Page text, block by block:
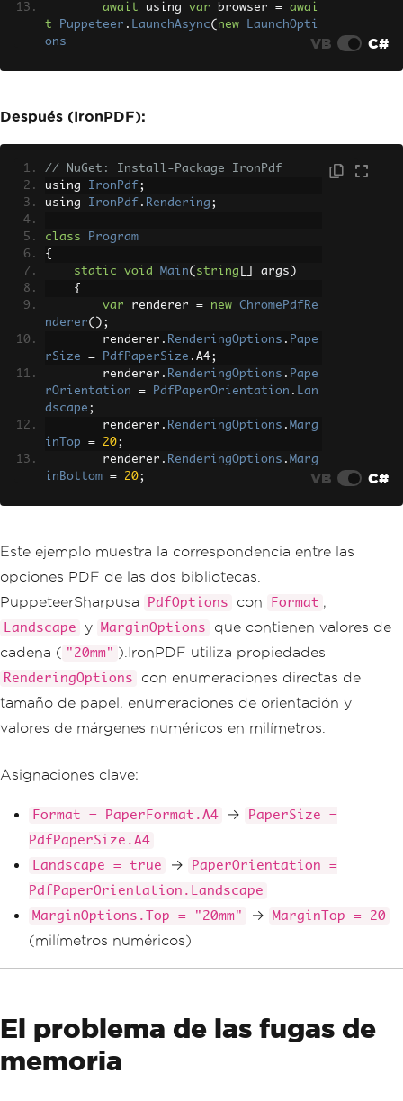
await using var browser =
awai
t
Puppeteer . LaunchAsync( new
LaunchOpti
ons
await
rowser.NewPageAsync();
await
page . SetContentAsync
1>Custom PDF</h1><p>With landscape ori
entation and margins.</p>"
f"
PdfOptions
{
PaperFormat . A4
Landscape
true,
Options
Top
= "20mm"
,
Bottom
= "20mm" ,
Right
"20mm"
});
}
VB C#
Después (IronPDF):
// NuGet: Install-Package IronPdf
using IronPdf ;
using IronPdf . Rendering ;
class
Program
{
static
void Main( string args )
{
var renderer = new
ChromePdfRe
nderer();
        renderer
. RenderingOptions . Pape
rSize
= PdfPaperSize . A4;
        renderer
. RenderingOptions . Pape
rOrientation
= PdfPaperOrientation . Lan
dscape ;
        renderer
. RenderingOptions . Marg
inTop
= 20;
        renderer
. RenderingOptions . Marg
inBottom
= 20;
inRight
;
var pdf = renderer.RenderHtmlA
sPdf ("<h1>Custom PDF</h1><p>With lands
cape orientation and margins.</p>"
        pdf
.SaveAs ("custom.pdf");
}
VB C#
Este ejemplo muestra la correspondencia entre las
opciones PDF de las dos bibliotecas.
PuppeteerSharpusa
PdfOptions con Format ,
Landscape y MarginOptions
que contienen valores de
cadena ( "20mm" ).IronPDF utiliza propiedades
RenderingOptions
con enumeraciones directas de
tamaño de papel, enumeraciones de orientación y
valores de márgenes numéricos en milímetros.
Asignaciones clave:
Format = PaperFormat.A4 →
PaperSize =
PdfPaperSize.A4
Landscape = true
→
PaperOrientation =
PdfPaperOrientation.Landscape
MarginOptions.Top = "20mm"
→ MarginTop = 20
(milímetros numéricos)
El problema de las fugas de
memoria